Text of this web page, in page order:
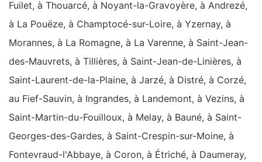
Fuilet, à Thouarcé, à Noyant-la-Gravoyère, à Andrezé,
à La Pouëze, à Champtocé-sur-Loire, à Yzernay, à
Morannes, à La Romagne, à La Varenne, à Saint-Jean-
des-Mauvrets, à Tillières, à Saint-Jean-de-Linières, à
Saint-Laurent-de-la-Plaine, à Jarzé, à Distré, à Corzé,
au Fief-Sauvin, à Ingrandes, à Landemont, à Vezins, à
Saint-Martin-du-Fouilloux, à Melay, à Bauné, à Saint-
Georges-des-Gardes, à Saint-Crespin-sur-Moine, à
Fontevraud-l'Abbaye, à Coron, à Étriché, à Daumeray,